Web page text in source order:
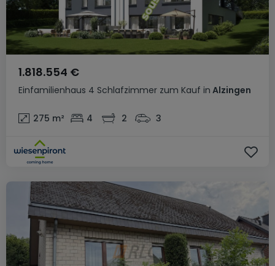
Einfamilienhaus 4 Schlafzimmer zum Kauf in Alzingen
1.818.554 €
275 m² 4 2 3